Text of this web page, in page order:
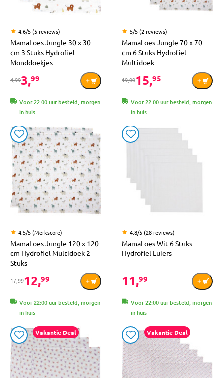
4.6/5 (5 reviews)
MamaLoes Jungle 30 x 30
cm 3 Stuks Hydrofiel
Monddoekjes
4,993,99
Voor 22:00 uur besteld, morgen
in huis
5/5 (2 reviews)
MamaLoes Jungle 70 x 70
cm 6 Stuks Hydrofiel
Multidoek
19,9915,95
Voor 22:00 uur besteld, morgen
in huis
4.5/5 (Merkscore)
MamaLoes Jungle 120 x 120
cm Hydrofiel Multidoek 2
Stuks
17,9912,99
Voor 22:00 uur besteld, morgen
in huis
4.8/5 (28 reviews)
MamaLoes Wit 6 Stuks
Hydrofiel Luiers
11,99
Voor 22:00 uur besteld, morgen
in huis
Vakantie Deal Vakantie Deal